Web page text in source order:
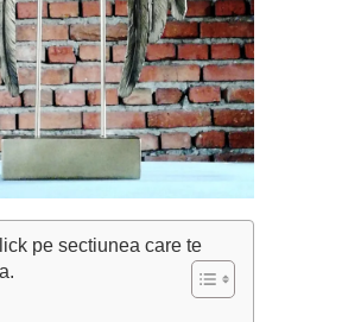
pe sectiunea care te